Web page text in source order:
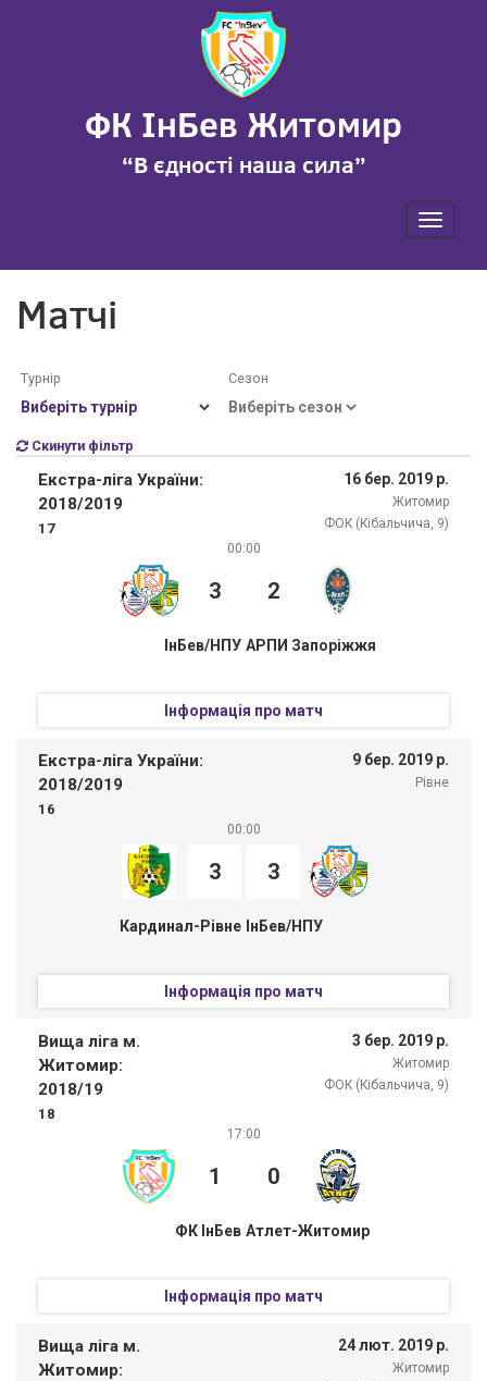
ФК ІнБев Житомир
“В єдності наша сила”
Toggle
Матчі
Турнір Сезон
Cкинути фільтр
Екстра-ліга України:
2018/2019
17
16 бер. 2019 р.
Житомир
ФОК (Кібальчича, 9)
00:00
3
ІнБев/НПУ
2
АРПИ Запоріжжя
Інформація про матч
Екстра-ліга України:
2018/2019
16
9 бер. 2019 р.
Рівне
00:00
3
Кардинал-Рівне
3
ІнБев/НПУ
Інформація про матч
Вища ліга м.
Житомир:
2018/19
18
3 бер. 2019 р.
Житомир
ФОК (Кібальчича, 9)
17:00
1
ФК ІнБев
0
Атлет-Житомир
Інформація про матч
Вища ліга м.
Житомир:
24 лют. 2019 р.
Житомир